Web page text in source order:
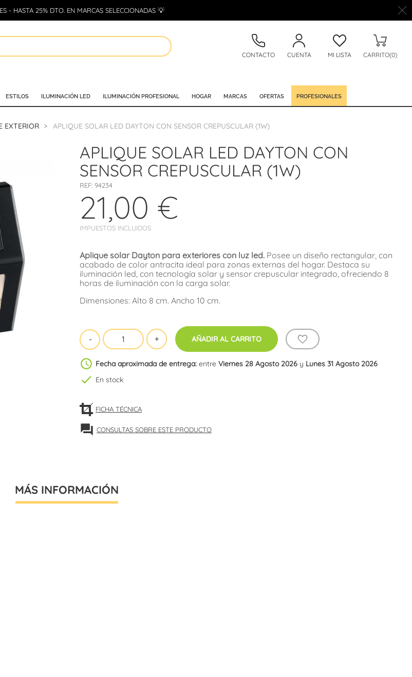
- HASTA 25% DTO. EN MARCAS SELECCIONADAS 💡
CONTACTO CUENTA MI LISTA CARRITO(0)
ESTILOS ILUMINACIÓN LED ILUMINACIÓN PROFESIONAL HOGAR MARCAS OFERTAS PROFESIONALES
EXTERIOR APLIQUE SOLAR LED DAYTON CON SENSOR CREPUSCULAR (1W)
APLIQUE SOLAR LED DAYTON CON
SENSOR CREPUSCULAR (1W)
REF: 94234
21,00 €
IMPUESTOS INCLUIDOS
Aplique solar Dayton para exteriores con luz led. Posee un diseño rectangular, con
acabado de color antracita ideal para zonas externas del hogar. Destaca su
iluminación led, con tecnología solar y sensor crepuscular integrado, ofreciendo 8
horas de iluminación con la carga solar.
Dimensiones: Alto 8 cm. Ancho 10 cm.
AÑADIR AL CARRITO
schedule Fecha aproximada de entrega: entre Viernes 28 Agosto 2026 y Lunes 31 Agosto 2026
check En stock
FICHA TÉCNICA
forum CONSULTAS SOBRE ESTE PRODUCTO
MÁS INFORMACIÓN